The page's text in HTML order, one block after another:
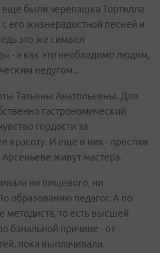
еще были черепашка Тортилла
его жизнерадостной песней и
это же символ
- а как это необходимо людям,
недугом...
Татьяны Анатольевны. Для
гастрономический
гордости за
красоту. И еще в них - престиж
Арсеньеве живут мастера.
ни пищевого, ни
образованию педагог. А по
методиста, то есть высшей
банальной причине - от
пока выплачивали